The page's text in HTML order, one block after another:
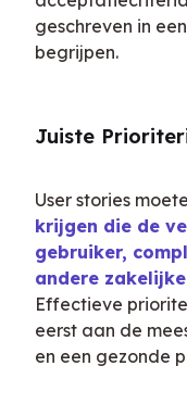
geschreven in
begrijpen.
Juiste
User stories
krijgen die de
gebruiker,
andere
Effectieve
eerst aan de
en een gezonde